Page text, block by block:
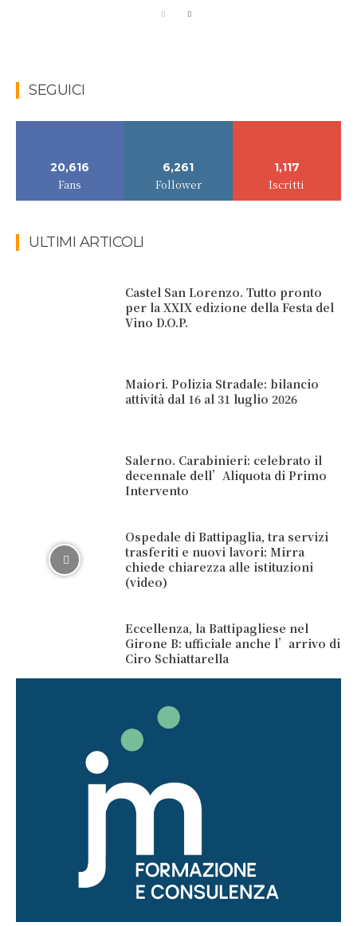
SEGUICI
20,616
Fans
6,261
Follower
1,117
Iscritti
ULTIMI ARTICOLI
Castel San Lorenzo. Tutto pronto
per la XXIX edizione della Festa del
Vino D.O.P.
Maiori. Polizia Stradale: bilancio
attività dal 16 al 31 luglio 2026
Salerno. Carabinieri: celebrato il
decennale dell’Aliquota di Primo
Intervento
Ospedale di Battipaglia, tra servizi
trasferiti e nuovi lavori: Mirra
chiede chiarezza alle istituzioni
(video)
Eccellenza, la Battipagliese nel
Girone B: ufficiale anche l’arrivo di
Ciro Schiattarella